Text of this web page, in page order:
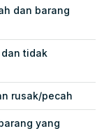
dan barang
tidak
rusak/pecah
yang